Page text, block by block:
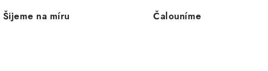
Šijeme na míru Čalouníme